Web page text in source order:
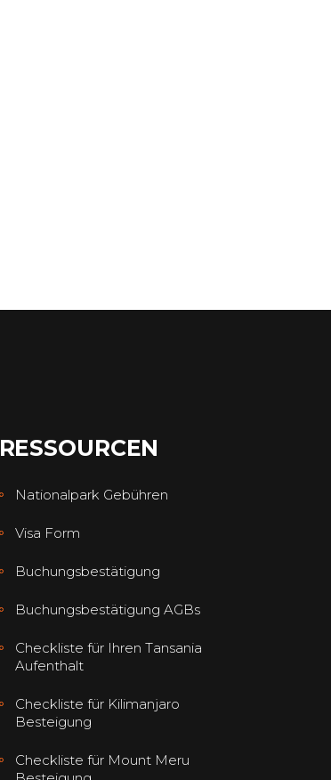
RESSOURCEN
Nationalpark Gebühren
Visa Form
Buchungsbestätigung
Buchungsbestätigung AGBs
Checkliste für Ihren Tansania
Aufenthalt
Checkliste für Kilimanjaro
Besteigung
Checkliste für Mount Meru